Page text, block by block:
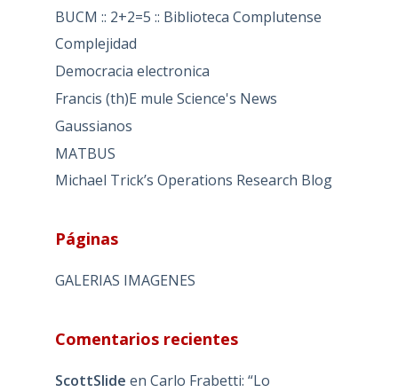
BUCM :: 2+2=5 :: Biblioteca Complutense
Complejidad
Democracia electronica
Francis (th)E mule Science's News
Gaussianos
MATBUS
Michael Trick’s Operations Research Blog
Páginas
GALERIAS IMAGENES
Comentarios recientes
ScottSlide en Carlo Frabetti: “Lo